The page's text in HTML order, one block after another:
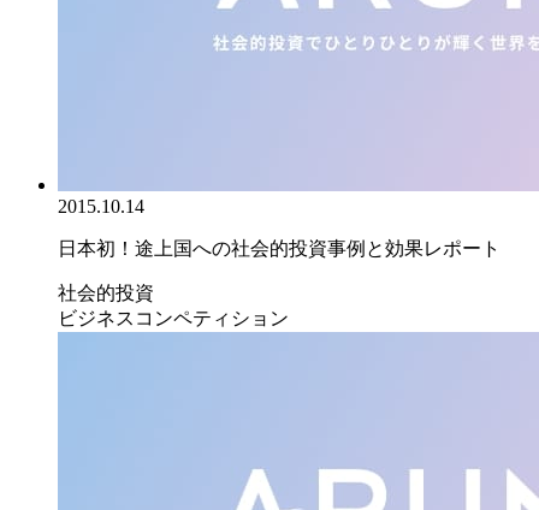
2015.10.14
日本初！途上国への社会的投資事例と効果レポート
社会的投資
ビジネスコンペティション